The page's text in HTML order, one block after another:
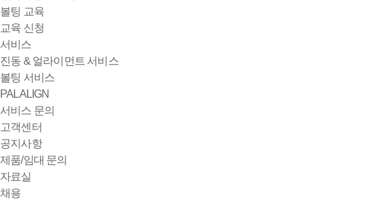
볼팅 교육
교육 신청
서비스
진동 & 얼라이먼트 서비스
볼팅 서비스
PALALIGN
서비스 문의
고객센터
공지사항
제품/임대 문의
자료실
채용